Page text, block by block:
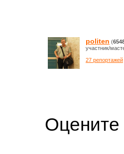
politen (
участник/
27 репортажей